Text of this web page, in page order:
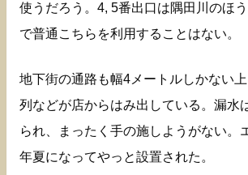
使うだろう。4, 5番出口は隅田川のほ
で普通こちらを利用することはない。
地下街の通路も幅4メートルしかない
列などが店からはみ出している。漏水
られ、まったく手の施しようがない。
年夏になってやっと設置された。